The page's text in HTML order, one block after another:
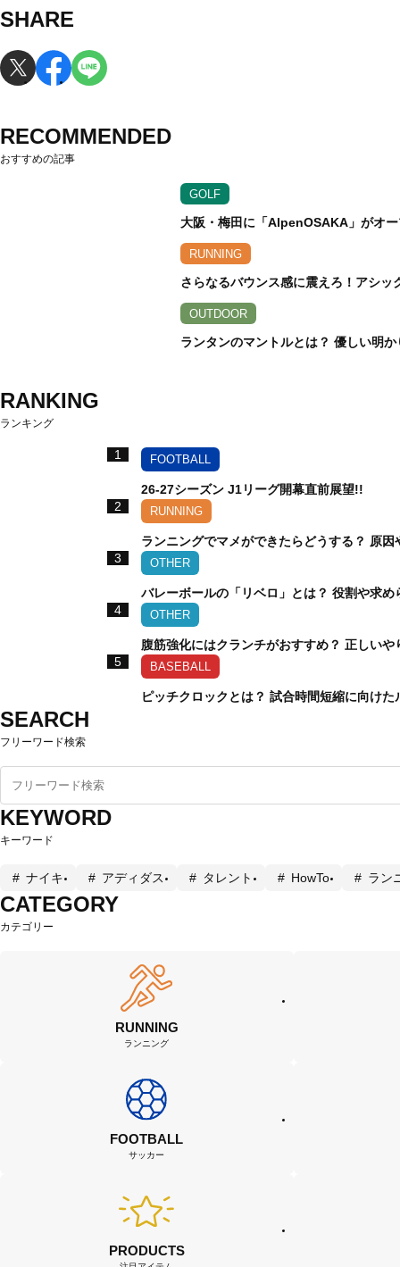
SHARE
RECOMMENDED
おすすめの記事
GOLF
大阪・梅田に「AlpenOSAKA」がオ
RUNNING
さらなるバウンス感に震えろ！アシ
OUTDOOR
ランタンのマントルとは？ 優しい明
RANKING
ランキング
1 FOOTBALL
26-27シーズン J1リーグ開幕直前展望!!
2
RUNNING
ランニングでマメができたらどうする？ 原
3
OTHER
バレーボールの「リベロ」とは？ 役割や求め
4
OTHER
腹筋強化にはクランチがおすすめ？ 正しいや
5
BASEBALL
ピッチクロックとは？ 試合時間短縮に向けた
SEARCH
フリーワード検索
KEYWORD
キーワード
ナイキ アディダス タレント HowTo ラン
CATEGORY
カテゴリー
RUNNING
ランニング
FOOTBALL
サッカー
PRODUCTS